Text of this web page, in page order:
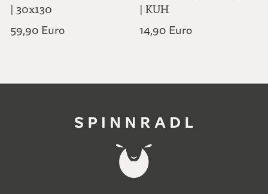
| 30x130
59,90 Euro
| KUH
14,90 Euro